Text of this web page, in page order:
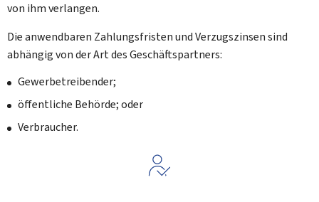
von ihm verlangen.
Die anwendbaren Zahlungsfristen und Verzugszinsen sind
abhängig von der Art des Geschäftspartners:
Gewerbetreibender;
öffentliche Behörde; oder
Verbraucher.